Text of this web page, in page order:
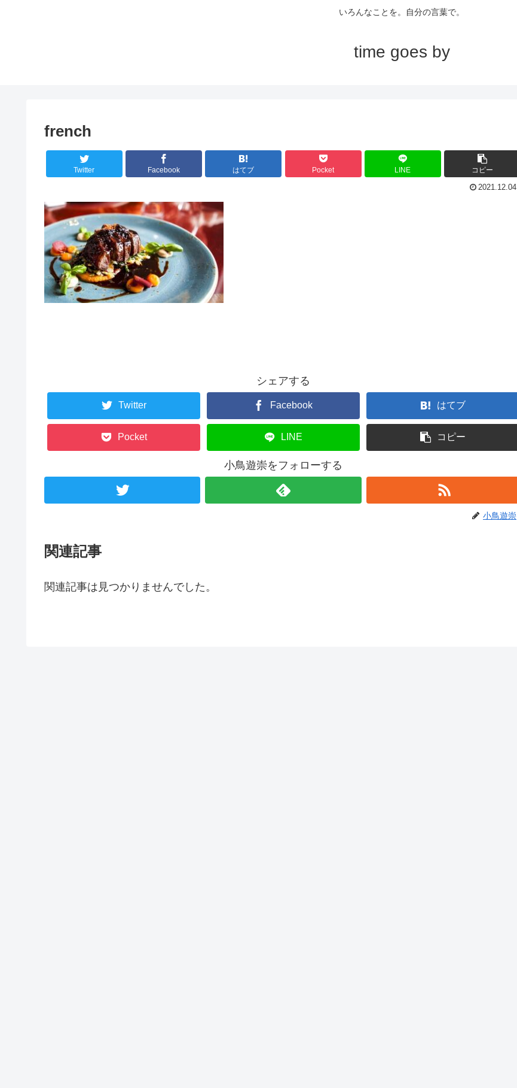
いろんなことを。自分の言葉で。
time goes by
french
Twitter Facebook はてブ Pocket LINE コピー
2021.12.04
シェアする
Twitter Facebook はてブ
Pocket LINE コピー
小鳥遊崇をフォローする
小鳥遊崇
関連記事
関連記事は見つかりませんでした。